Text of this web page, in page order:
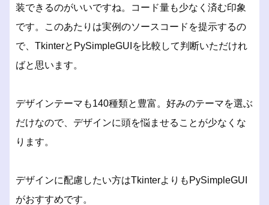
装できるのがいいですね。コード量も少なく済む印象
です。このあたりは実例のソースコードを提示するの
で、TkinterとPySimpleGUIを比較して判断いただけれ
ばと思います。
デザインテーマも140種類と豊富。好みのテーマを選ぶ
だけなので、デザインに頭を悩ませることが少なくな
ります。
デザインに配慮したい方はTkinterよりもPySimpleGUI
がおすすめです。